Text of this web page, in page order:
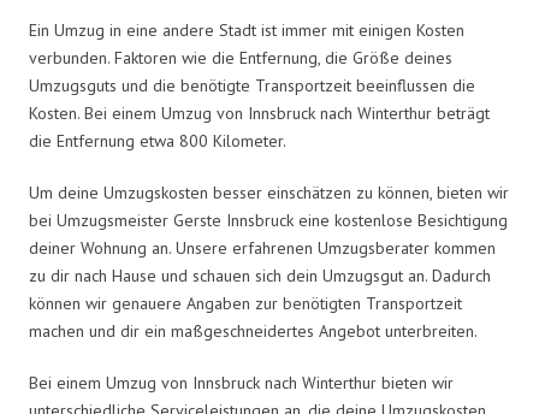
Ein Umzug in eine andere Stadt ist immer mit einigen Kosten
verbunden. Faktoren wie die Entfernung, die Größe deines
Umzugsguts und die benötigte Transportzeit beeinflussen die
Kosten. Bei einem Umzug von Innsbruck nach Winterthur beträgt
die Entfernung etwa 800 Kilometer.
Um deine Umzugskosten besser einschätzen zu können, bieten wir
bei Umzugsmeister Gerste Innsbruck eine kostenlose Besichtigung
deiner Wohnung an. Unsere erfahrenen Umzugsberater kommen
zu dir nach Hause und schauen sich dein Umzugsgut an. Dadurch
können wir genauere Angaben zur benötigten Transportzeit
machen und dir ein maßgeschneidertes Angebot unterbreiten.
Bei einem Umzug von Innsbruck nach Winterthur bieten wir